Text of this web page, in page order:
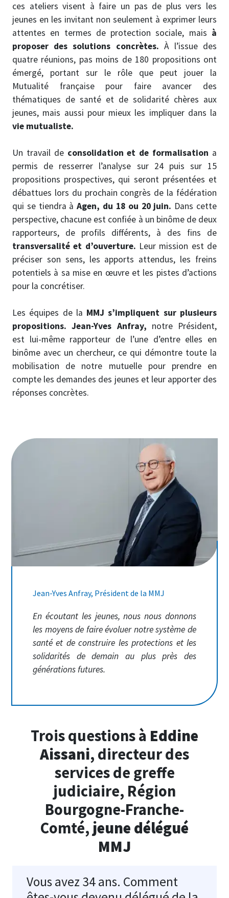
ces ateliers visent à faire un pas de plus vers les
jeunes en les invitant non seulement à exprimer leurs
attentes en termes de protection sociale, mais à
proposer des solutions concrètes. À l’issue des
quatre réunions, pas moins de 180 propositions ont
émergé, portant sur le rôle que peut jouer la
Mutualité française pour faire avancer des
thématiques de santé et de solidarité chères aux
jeunes, mais aussi pour mieux les impliquer dans la
vie mutualiste.
Un travail de consolidation et de formalisation a
permis de resserrer l’analyse sur 24 puis sur 15
propositions prospectives, qui seront présentées et
débattues lors du prochain congrès de la fédération
qui se tiendra àAgen, du 18 ou 20 juin. Dans cette
perspective, chacune est confiée à un binôme de deux
rapporteurs, de profils différents, à des fins de
transversalité et d’ouverture. Leur mission est de
préciser son sens, les apports attendus, les freins
potentiels à sa mise en œuvre et les pistes d’actions
pour la concrétiser.
Les équipes de la MMJ s’impliquent sur plusieurs
propositions. Jean-Yves Anfray, notre Président,
est lui-même rapporteur de l’une d’entre elles en
binôme avec un chercheur, ce qui démontre toute la
mobilisation de notre mutuelle pour prendre en
compte les demandes des jeunes et leur apporter des
réponses concrètes.
Jean-Yves Anfray, Président de la MMJ
En écoutant les jeunes, nous nous donnons
les moyens de faire évoluer notre système de
santé et de construire les protections et les
solidarités de demain au plus près des
générations futures.
Image
Trois questions à Eddine
Aissani, directeur des
services de greffe
judiciaire, Région
Bourgogne-Franche-
Comté, jeune délégué
MMJ
Vous avez 34 ans. Comment